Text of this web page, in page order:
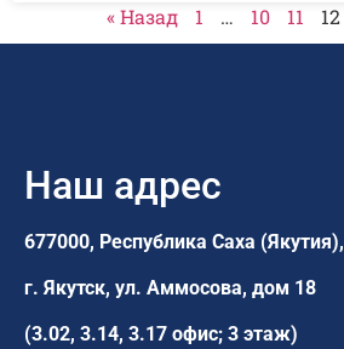
« Назад 1 … 10 11 12
Наш адрес
677000, Республика Саха (Якутия),
г. Якутск, ул. Аммосова, дом 18
(3.02, 3.14, 3.17 офис; 3 этаж)